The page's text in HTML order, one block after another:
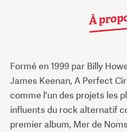
À
Formé en 1999 par Billy
James Keenan, A Perfect
comme l'un des projets les
influents du rock alternatif
premier album, Mer de